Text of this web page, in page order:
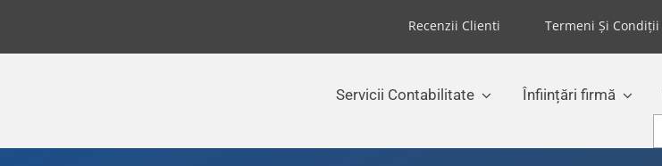
content
Recenzii Clienti Termeni Și Condiții
Servicii Contabilitate Înființări firmă